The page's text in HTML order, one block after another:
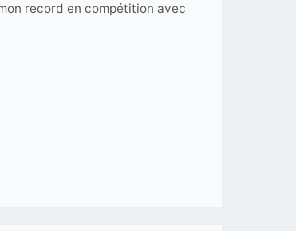
record en compétition avec